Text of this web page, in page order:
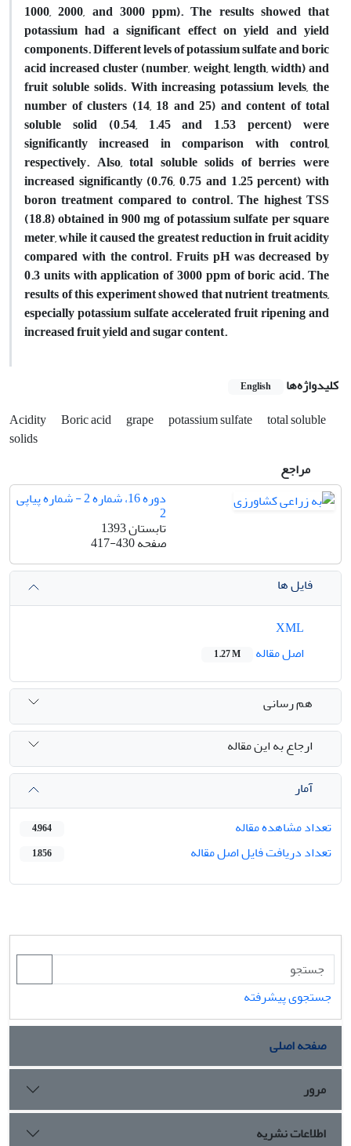
1000, 2000, and 3000 ppm). The results showed that
potassium had a significant effect on yield and yield
components. Different levels of potassium sulfate and boric
acid increased cluster (number, weight, length, width) and
fruit soluble solids. With increasing potassium levels, the
number of clusters (14, 18 and 25) and content of total
soluble solid (0.54, 1.45 and 1.53 percent) were
significantly increased in comparison with control,
respectively. Also, total soluble solids of berries were
increased significantly (0.76, 0.75 and 1.25 percent) with
boron treatment compared to control. The highest TSS
(18.8) obtained in 900 mg of potassium sulfate per square
meter, while it caused the greatest reduction in fruit acidity
compared with the control. Fruits pH was decreased by
0.3 units with application of 3000 ppm of boric acid. The
results of this experiment showed that nutrient treatments,
especially potassium sulfate accelerated fruit ripening and
increased fruit yield and sugar content.
کلیدواژه‌ها English
Acidity Boric acid grape potassium sulfate
total soluble
solids
مراجع
دوره 16، شماره 2 - شماره پیاپی
2
تابستان 1393
صفحه417-430
فایل ها
اصل مقاله
1.27 M
هم رسانی
ارجاع به این مقاله
آمار
تعداد مشاهده مقاله
4,964
تعداد دریافت فایل اصل مقاله 1,856
جستجوی پیشرفته
صفحه اصلی
مرور
اطلاعات نشریه